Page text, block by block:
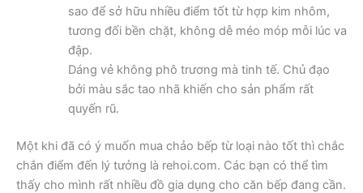
sao để sở hữu nhiều điểm tốt từ hợp kim nhôm,
tương đối bền chặt, không dễ méo móp mỗi lúc va
đập.
Dáng vẻ không phô trương mà tinh tế. Chủ đạo
bởi màu sắc tao nhã khiến cho sản phẩm rất
quyến rũ.
Một khi đã có ý muốn mua chảo bếp từ loại nào tốt thì chắc
chắn điểm đến lý tưởng là rehoi.com. Các bạn có thể tìm
thấy cho mình rất nhiều đồ gia dụng cho căn bếp đang cần.